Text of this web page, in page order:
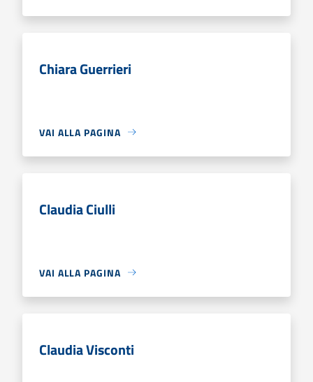
Chiara Guerrieri
VAI ALLA PAGINA
Claudia Ciulli
VAI ALLA PAGINA
Claudia Visconti